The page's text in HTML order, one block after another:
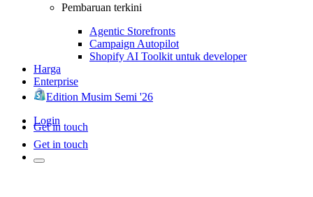
Pembaruan terkini
Agentic Storefronts
Campaign Autopilot
Shopify AI Toolkit untuk developer
Harga
Enterprise
Edition Musim Semi '26
Login
Get in touch
Get in touch